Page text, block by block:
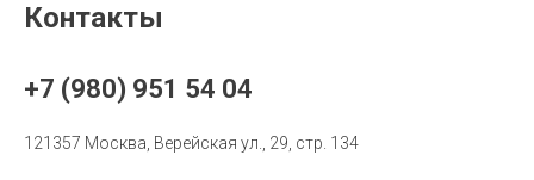
Контакты
+7 (980) 951 54 04
121357 Москва, Верейская ул., 29, стр. 134